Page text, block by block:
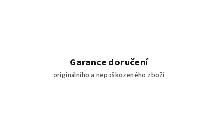
Garance doručení
originálního a nepoškozeného zboží